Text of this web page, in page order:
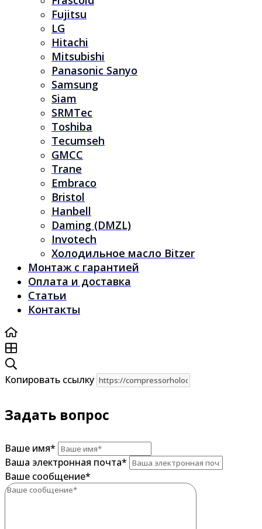
Fujitsu
LG
Hitachi
Mitsubishi
Panasonic Sanyo
Samsung
Siam
SRMTec
Toshiba
Tecumseh
GMCC
Trane
Embraco
Bristol
Hanbell
Daming (DMZL)
Invotech
Холодильное масло Bitzer
Монтаж с гарантией
Оплата и доставка
Статьи
Контакты
Копировать ссылку
Задать вопрос
Ваше имя*
Ваша электронная почта*
Ваше сообщение*